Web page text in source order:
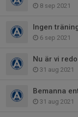
8 sep 2021
Ingen
6 sep 2021
Nu är vi
31 aug 2021
Bemanna
31 aug 2021